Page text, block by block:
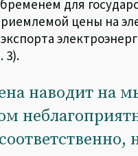
для
цены на
3).
наводит на